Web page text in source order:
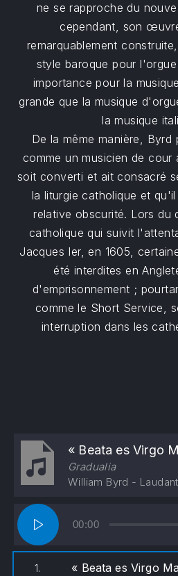
ne se rapproche du
cependant, son
remarquablement
style baroque pour
importance pour la
grande que la musique
la musique
De la même manière, Byrd
comme un musicien de cour
soit converti et ait consacré
la liturgie catholique et
relative obscurité. Lors du
catholique qui suivit
Jacques Ier, en 1605,
été interdites en
d'emprisonnement ;
comme le Short Service,
interruption dans les
« Beata es Virgo
Gradualia
Lecteur
audio
00:00
1. « Beata es Virgo